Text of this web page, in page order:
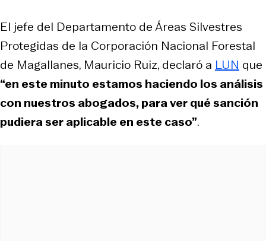
El jefe del Departamento de Áreas Silvestres
Protegidas de la Corporación Nacional Forestal
de Magallanes, Mauricio Ruiz, declaró a LUN que
“en este minuto estamos haciendo los análisis
con nuestros abogados, para ver qué sanción
pudiera ser aplicable en este caso”.